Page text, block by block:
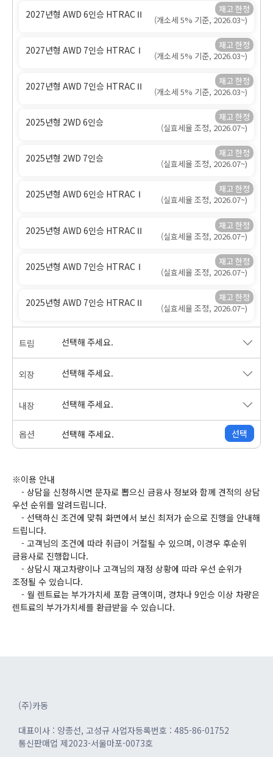
2027년형 AWD 6인승 HTRACⅡ (개소세 5% 기준, 2026.03~)
2027년형 AWD 7인승 HTRACⅠ (개소세 5% 기준, 2026.03~)
2027년형 AWD 7인승 HTRACⅡ (개소세 5% 기준, 2026.03~)
2025년형 2WD 6인승 (실효세율 조정, 2026.07~)
2025년형 2WD 7인승 (실효세율 조정, 2026.07~)
2025년형 AWD 6인승 HTRACⅠ (실효세율 조정, 2026.07~)
2025년형 AWD 6인승 HTRACⅡ (실효세율 조정, 2026.07~)
2025년형 AWD 7인승 HTRACⅠ (실효세율 조정, 2026.07~)
2025년형 AWD 7인승 HTRACⅡ (실효세율 조정, 2026.07~)
트림 선택해 주세요.
외장 선택해 주세요.
내장 선택해 주세요.
옵션 선택해 주세요. 선택
※이용 안내
- 상담을 신청하시면 문자로 뽑으신 금융사 정보와 함께 견적의 상담
우선 순위를 알려드립니다.
- 선택하신 조건에 맞춰 화면에서 보신 최저가 순으로 진행을 안내해
드립니다.
- 고객님의 조건에 따라 취급이 거절될 수 있으며, 이경우 후순위
금융사로 진행합니다.
- 상담시 재고차량이나 고객님의 재정 상황에 따라 우선 순위가
조정될 수 있습니다.
- 월 렌트료는 부가가치세 포함 금액이며, 경차나 9인승 이상 차량은
렌트료의 부가가치세를 환급받을 수 있습니다.
(주)카동
대표이사 : 양종선, 고성규 사업자등록번호 : 485-86-01752
통신판매업 제2023-서울마포-0073호